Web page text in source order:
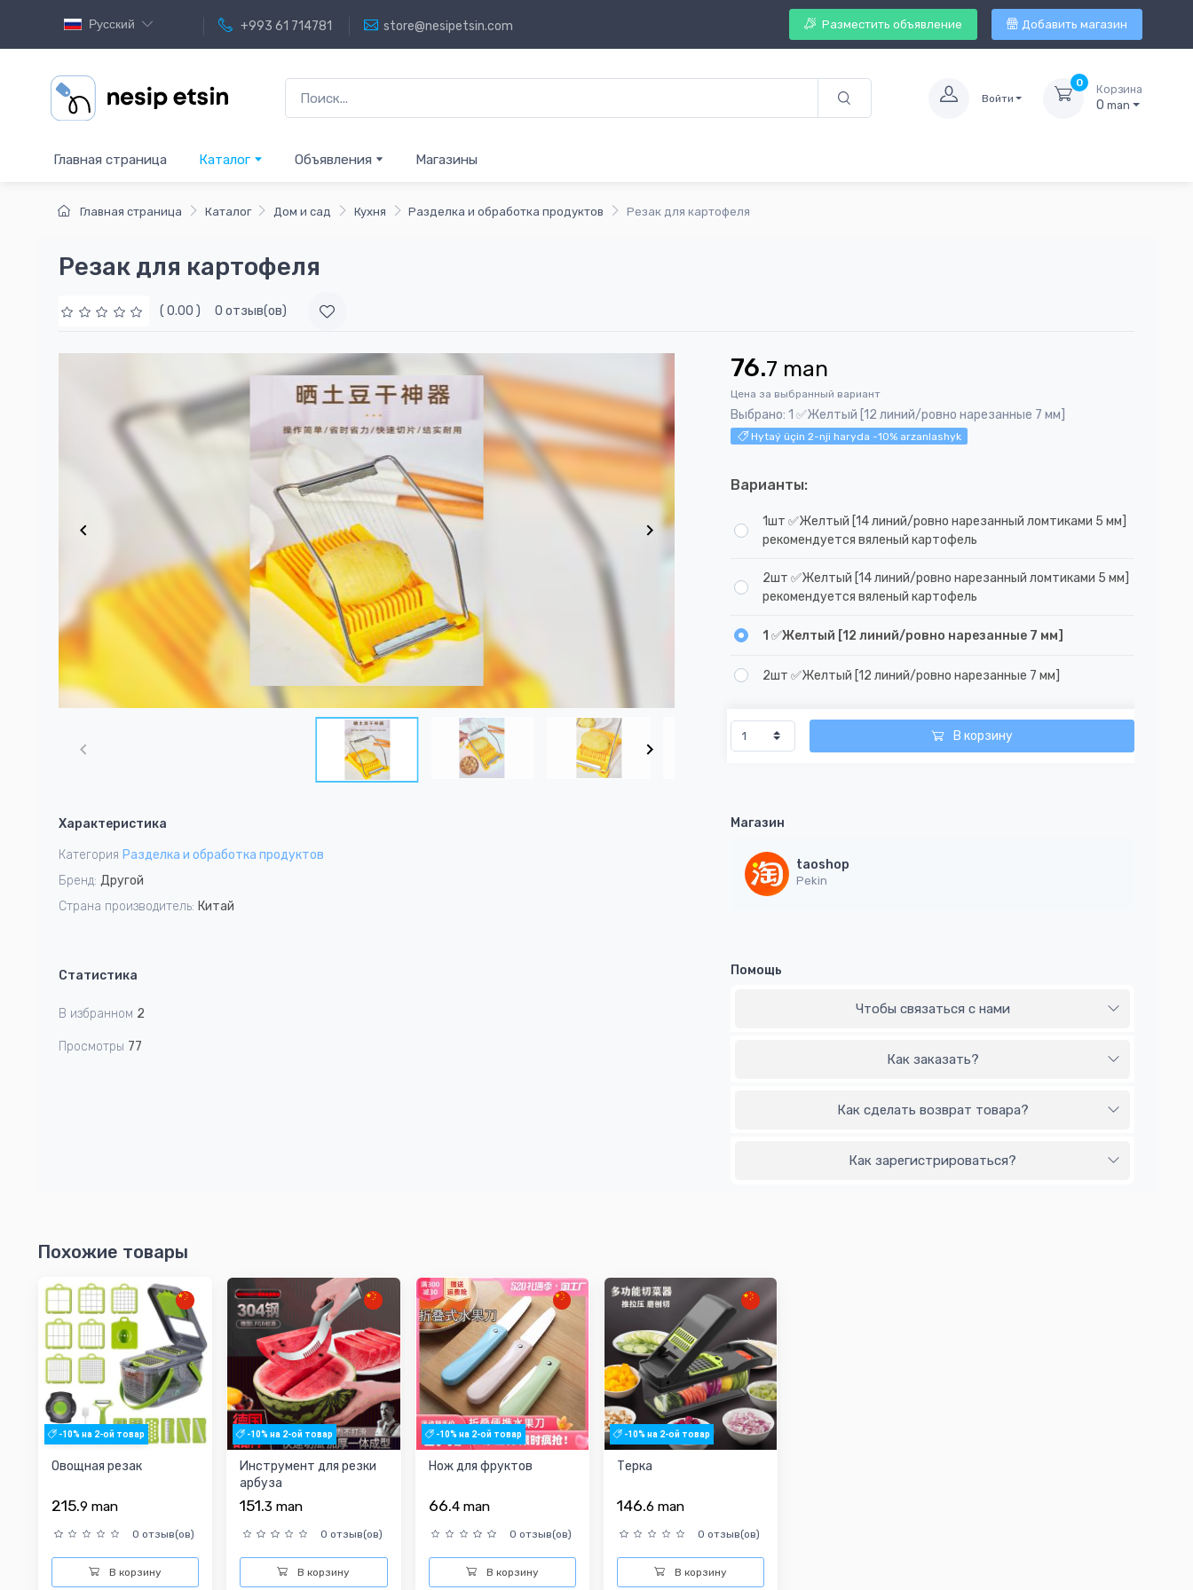
Русский +993 61 714781 store@nesipetsin.com Разместить объявление Добавить магазин
Войти
0
Корзина
0 man
Главная страница Каталог Объявления Магазины
Главная страница Каталог Дом и сад Кухня Разделка и обработка продуктов Резак для картофеля
Резак для картофеля
( 0.00 ) 0 отзыв(ов)
5
Характеристика
Категория Разделка и обработка продуктов
Бренд: Другой
Страна производитель: Китай
Статистика
В избранном 2
Просмотры 77
76.7 man
Цена за выбранный вариант
Выбрано: 1 ✅Желтый [12 линий/ровно нарезанные 7 мм]
Hytaý üçin 2-nji haryda -10% arzanlashyk
Варианты:
1шт ✅Желтый [14 линий/ровно нарезанный ломтиками 5 мм]
рекомендуется вяленый картофель
2шт ✅Желтый [14 линий/ровно нарезанный ломтиками 5 мм]
рекомендуется вяленый картофель
1 ✅Желтый [12 линий/ровно нарезанные 7 мм]
2шт ✅Желтый [12 линий/ровно нарезанные 7 мм]
В корзину
Магазин
taoshop
Pekin
Помощь
Чтобы связаться с нами
Как заказать?
Как сделать возврат товара?
Как зарегистрироваться?
Похожие товары
-10% на 2-ой товар
Овощная резак
215.9 man
0 отзыв(ов)
В корзину
-10% на 2-ой товар
Инструмент для резки
арбуза
151.3 man
0 отзыв(ов)
В корзину
-10% на 2-ой товар
Нож для фруктов
66.4 man
0 отзыв(ов)
В корзину
-10% на 2-ой товар
Терка
146.6 man
0 отзыв(ов)
В корзину